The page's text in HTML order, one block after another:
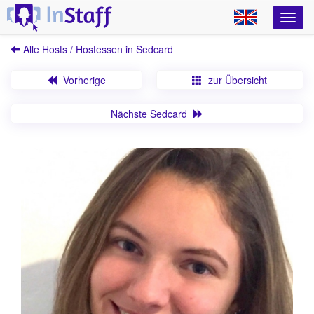
Alle Hosts / Hostessen in Sedcard
Vorherige zur Übersicht
Nächste Sedcard